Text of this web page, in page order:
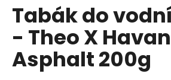
produktu
z
hvězdiček.
Tabák do
- Theo X
Asphalt 200g
HLEDAT